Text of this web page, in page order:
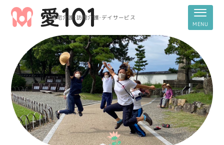
居宅介護・訪問介護・デイサービス